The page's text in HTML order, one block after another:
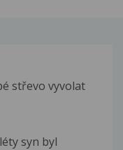
střevo vyvolat
syn byl